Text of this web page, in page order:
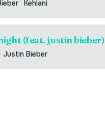
· Kehlani
(feat. justin bieber)
· Justin Bieber